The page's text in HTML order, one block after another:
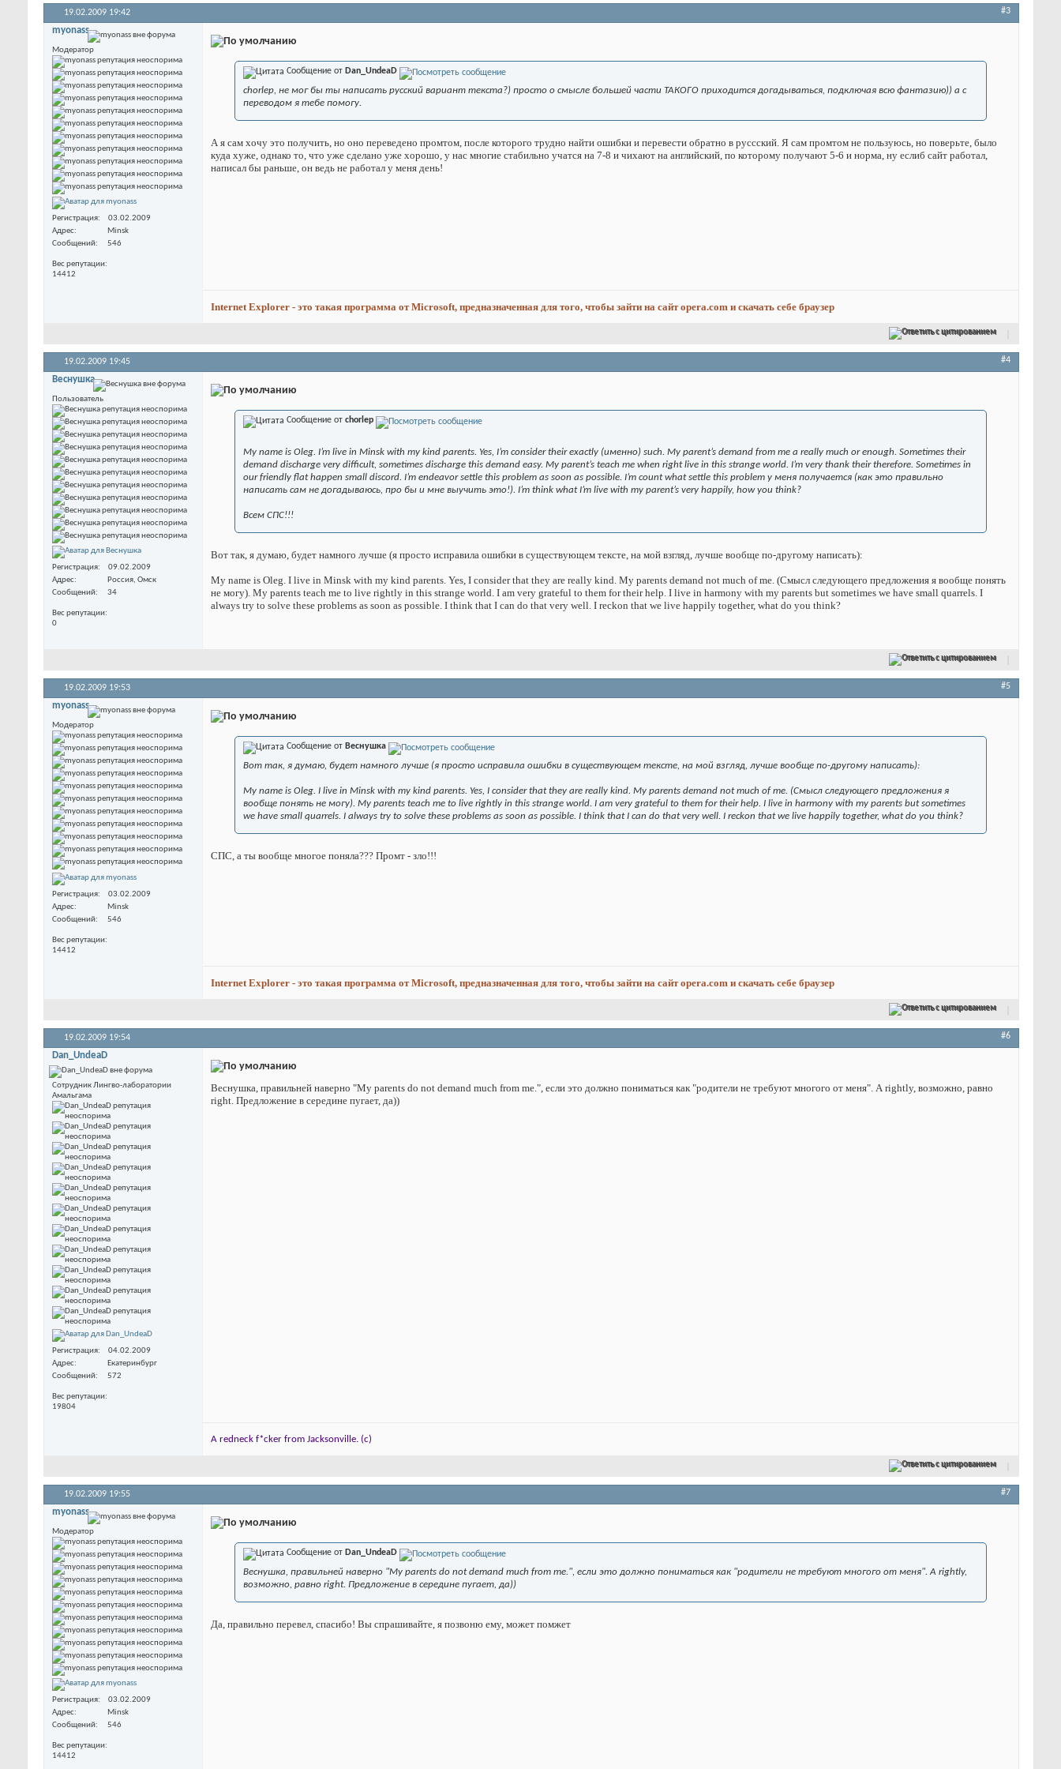
19.02.2009 19:42 #3
myonass
Модератор
Регистрация
03.02.2009
Адрес
Minsk
Сообщений
546
Вес репутации
14412
Сообщение от Dan_UndeaD
chorlep, не мог бы ты написать русский вариант текста?) просто о смысле большей части ТАКОГО приходится догадываться, подключая всю фантазию)) а с
переводом я тебе помогу.
А я сам хочу это получить, но оно переведено промтом, после которого трудно найти ошибки и перевести обратно в руссский. Я сам промтом не пользуюсь, но поверьте, было
куда хуже, однако то, что уже сделано уже хорошо, у нас многие стабильно учатся на 7-8 и чихают на английский, по которому получают 5-6 и норма, ну еслиб сайт работал,
написал бы раньше, он ведь не работал у меня день!
Internet Explorer - это такая программа от Microsoft, предназначенная для того, чтобы зайти на сайт opera.com и скачать себе браузер
Ответить с цитированием
19.02.2009 19:45 #4
Веснушка
Пользователь
Регистрация
09.02.2009
Адрес
Россия, Омск
Сообщений
34
Вес репутации
0
Сообщение от chorlep
My name is Oleg. I’m live in Minsk with my kind parents. Yes, I’m consider their exactly (именно) such. My parent’s demand from me a really much or enough. Sometimes their
demand discharge very difficult, sometimes discharge this demand easy. My parent’s teach me when right live in this strange world. I’m very thank their therefore. Sometimes in
our friendly flat happen small discord. I’m endeavor settle this problem as soon as possible. I’m count what settle this problem у меня получается (как это правильно
написать сам не догадываюсь, про бы и мне выучить это!). I’m think what I’m live with my parent’s very happily, how you think?
Всем СПС!!!
Вот так, я думаю, будет намного лучше (я просто исправила ошибки в существующем тексте, на мой взгляд, лучше вообще по-другому написать):
My name is Oleg. I live in Minsk with my kind parents. Yes, I consider that they are really kind. My parents demand not much of me. (Смысл следующего предложения я вообще понять
не могу). My parents teach me to live rightly in this strange world. I am very grateful to them for their help. I live in harmony with my parents but sometimes we have small quarrels. I
always try to solve these problems as soon as possible. I think that I can do that very well. I reckon that we live happily together, what do you think?
Ответить с цитированием
19.02.2009 19:53 #5
myonass
Модератор
Регистрация
03.02.2009
Адрес
Minsk
Сообщений
546
Вес репутации
14412
Сообщение от Веснушка
Вот так, я думаю, будет намного лучше (я просто исправила ошибки в существующем тексте, на мой взгляд, лучше вообще по-другому написать):
My name is Oleg. I live in Minsk with my kind parents. Yes, I consider that they are really kind. My parents demand not much of me. (Смысл следующего предложения я
вообще понять не могу). My parents teach me to live rightly in this strange world. I am very grateful to them for their help. I live in harmony with my parents but sometimes
we have small quarrels. I always try to solve these problems as soon as possible. I think that I can do that very well. I reckon that we live happily together, what do you think?
СПС, а ты вообще многое поняла??? Промт - зло!!!
Internet Explorer - это такая программа от Microsoft, предназначенная для того, чтобы зайти на сайт opera.com и скачать себе браузер
Ответить с цитированием
19.02.2009 19:54 #6
Dan_UndeaD
Сотрудник Лингво-лаборатории
Амальгама
Регистрация
04.02.2009
Адрес
Екатеринбург
Сообщений
572
Вес репутации
19804
Веснушка, правильней наверно "My parents do not demand much from me.", если это должно пониматься как "родители не требуют многого от меня". А rightly, возможно, равно
right. Предложение в середине пугает, да))
A redneck f*cker from Jacksonville. (c)
Ответить с цитированием
19.02.2009 19:55 #7
myonass
Модератор
Регистрация
03.02.2009
Адрес
Minsk
Сообщений
546
Вес репутации
14412
Сообщение от Dan_UndeaD
Веснушка, правильней наверно "My parents do not demand much from me.", если это должно пониматься как "родители не требуют многого от меня". А rightly,
возможно, равно right. Предложение в середине пугает, да))
Да, правильно перевел, спасибо! Вы спрашивайте, я позвоню ему, может помжет